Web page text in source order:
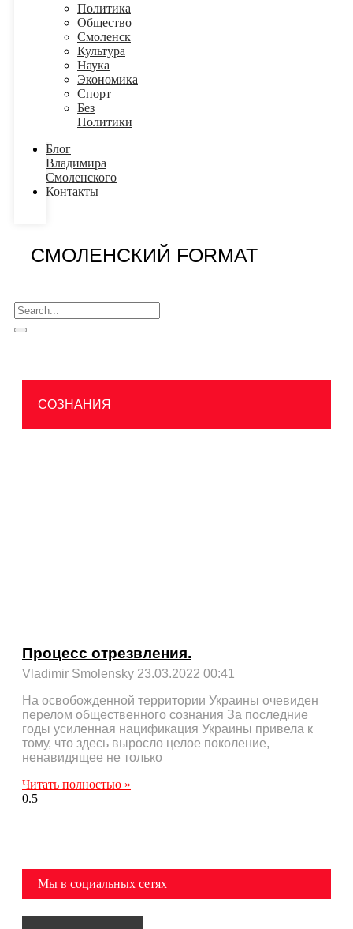
Политика
Общество
Смоленск
Культура
Наука
Экономика
Спорт
Без
Политики
Блог
Владимира
Смоленского
Контакты
СМОЛЕНСКИЙ FORMAT
СОЗНАНИЯ
Процесс отрезвления.
Vladimir Smolensky 23.03.2022 00:41
На освобожденной территории Украины очевиден
перелом общественного сознания За последние
годы усиленная нацификация Украины привела к
тому, что здесь выросло целое поколение,
ненавидящее не только
Читать полностью »
Мы в социальных сетях